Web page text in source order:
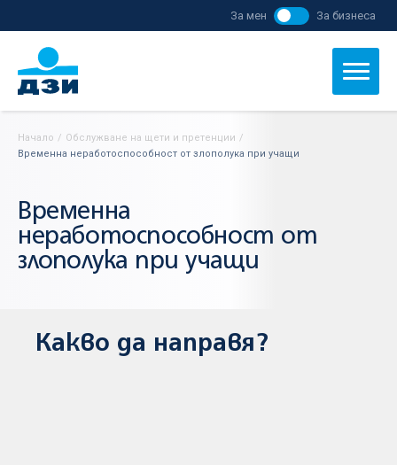
За мен За бизнеса
Начало / Обслужване на щети и претенции /
Временна неработоспособност от злополука при учащи
Временна
неработоспособност от
злополука при учащи
Какво да направя?